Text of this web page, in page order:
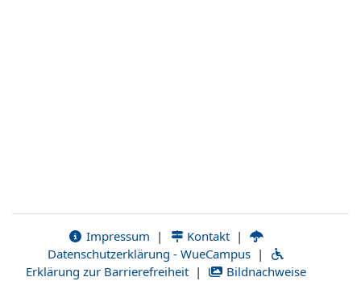
Impressum | Kontakt |
Datenschutzerklärung - WueCampus |
Erklärung zur Barrierefreiheit | Bildnachweise